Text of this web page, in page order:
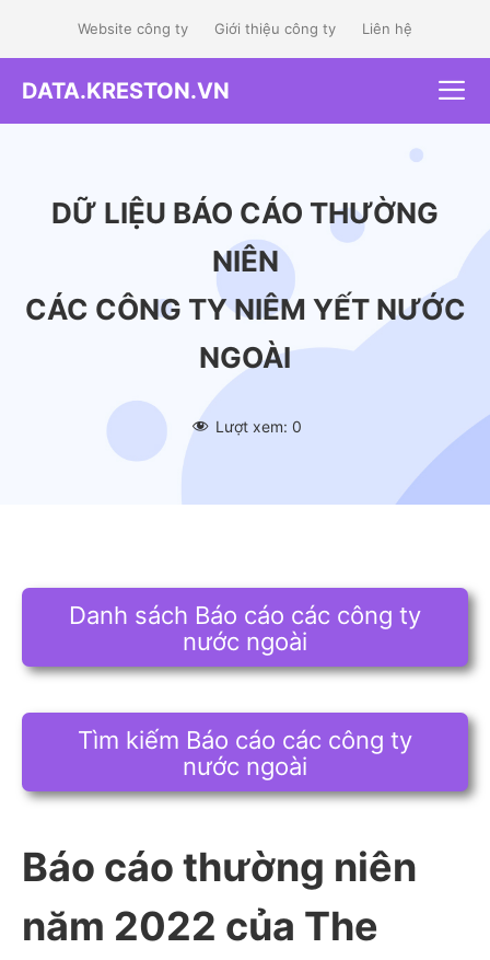
content
Website công ty Giới thiệu công ty Liên hệ
DATA.KRESTON.VN
DỮ LIỆU BÁO CÁO THƯỜNG
NIÊN
CÁC CÔNG TY NIÊM YẾT NƯỚC
NGOÀI
Lượt xem: 0
Danh sách Báo cáo các công ty
nước ngoài
Tìm kiếm Báo cáo các công ty
nước ngoài
Báo cáo thường niên
năm 2022 của The